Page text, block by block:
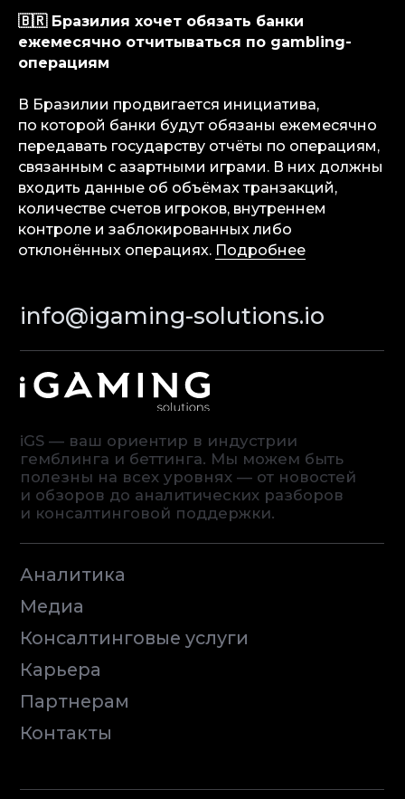
🇧🇷 Бразилия хочет обязать банки
ежемесячно отчитываться по gambling-
операциям
В Бразилии продвигается инициатива,
по которой банки будут обязаны ежемесячно
передавать государству отчёты по операциям,
связанным с азартными играми. В них должны
входить данные об объёмах транзакций,
количестве счетов игроков, внутреннем
контроле и заблокированных либо
отклонённых операциях. Подробнее
Контакты
Terms of Service
Privacy Policy
© iGaming Solutions, 2026
Карьера
Партнерам